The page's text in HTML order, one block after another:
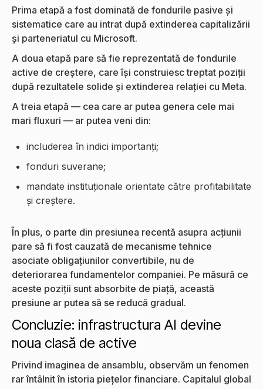
Prima etapă a fost dominată de fondurile pasive și
sistematice care au intrat după extinderea capitalizării
și parteneriatul cu Microsoft.
A doua etapă pare să fie reprezentată de fondurile
active de creștere, care își construiesc treptat poziții
după rezultatele solide și extinderea relației cu Meta.
A treia etapă — cea care ar putea genera cele mai
mari fluxuri — ar putea veni din:
includerea în indici importanți;
fonduri suverane;
mandate instituționale orientate către profitabilitate
și creștere.
În plus, o parte din presiunea recentă asupra acțiunii
pare să fi fost cauzată de mecanisme tehnice
asociate obligațiunilor convertibile, nu de
deteriorarea fundamentelor companiei. Pe măsură ce
aceste poziții sunt absorbite de piață, această
presiune ar putea să se reducă gradual.
Concluzie: infrastructura AI devine
noua clasă de active
Privind imaginea de ansamblu, observăm un fenomen
rar întâlnit în istoria piețelor financiare. Capitalul global